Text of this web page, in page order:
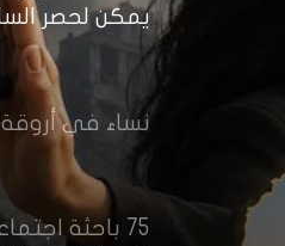
يمكن لحصر
يعزز تنفيذ القرار 1325 في العراق؟
نساء في